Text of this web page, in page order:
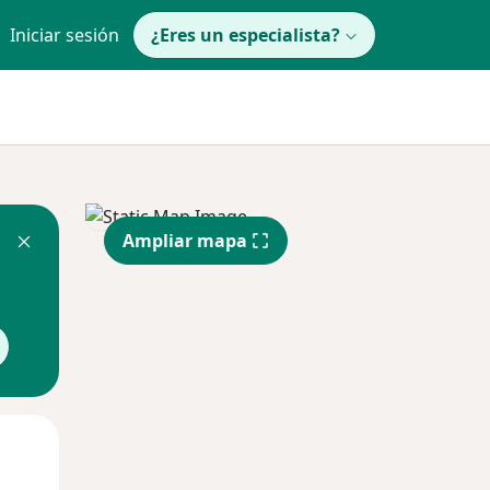
Iniciar sesión ¿Eres un especialista?
Ampliar mapa